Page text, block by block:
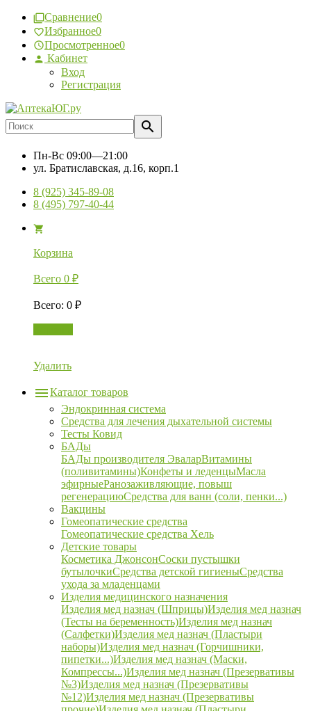
Сравнение0
Избранное0
Просмотренное0
Кабинет
Вход
Регистрация
Пн-Вс 09:00—21:00
ул. Братиславская, д.16, корп.1
8 (925) 345-89-08
8 (495) 797-40-44
Корзина
Всего 0 ₽
Всего: 0 ₽
Удалить
Каталог товаров
Эндокринная система
Средства для лечения дыхательной системы
Тесты Ковид
БАДы
БАДы производителя ЭваларВитамины
(поливитамины)Конфеты и леденцыМасла
эфирныеРанозаживляющие, повыш
регенерациюСредства для ванн (соли, пенки...)
Вакцины
Гомеопатические средства
Гомеопатические средства Хель
Детские товары
Косметика ДжонсонСоски пустышки
бутылочкиСредства детской гигиеныСредства
ухода за младенцами
Изделия медицинского назначения
Изделия мед назнач (Шприцы)Изделия мед назнач
(Тесты на беременность)Изделия мед назнач
(Салфетки)Изделия мед назнач (Пластыри
наборы)Изделия мед назнач (Горчишники,
пипетки...)Изделия мед назнач (Маски,
Компрессы...)Изделия мед назнач (Презервативы
№3)Изделия мед назнач (Презервативы
№12)Изделия мед назнач (Презервативы